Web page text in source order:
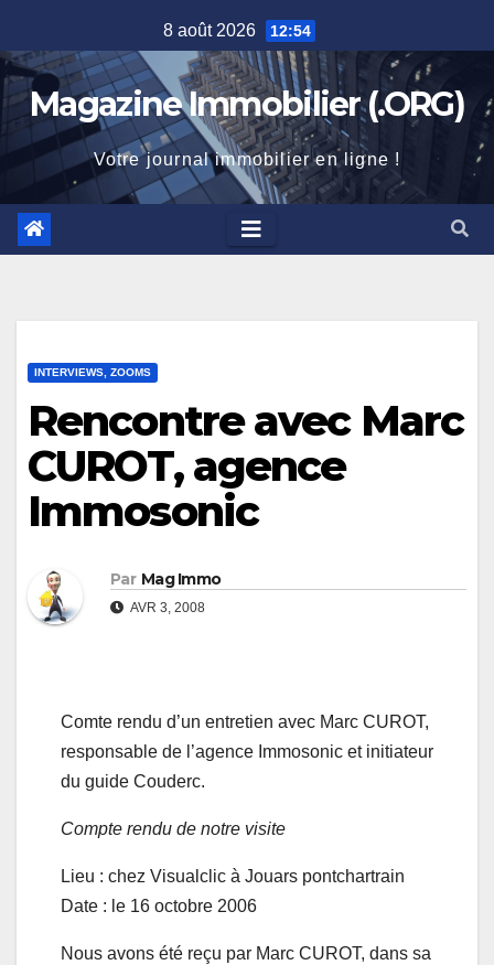
to
content
8 août 2026 12:54
Magazine Immobilier (.ORG)
Votre journal immobilier en ligne !
INTERVIEWS, ZOOMS
Rencontre avec Marc
CUROT, agence
Immosonic
Par Mag Immo
AVR 3, 2008
Comte rendu d’un entretien avec Marc CUROT,
responsable de l’agence Immosonic et initiateur
du guide Couderc.
Compte rendu de notre visite
Lieu : chez Visualclic à Jouars pontchartrain
Date : le 16 octobre 2006
Nous avons été reçu par Marc CUROT, dans sa